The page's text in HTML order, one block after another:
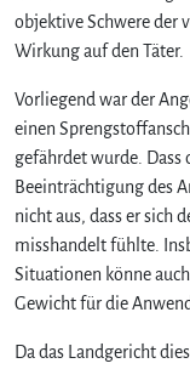
objektive Schwere der
Wirkung auf den Täter.
Vorliegend war der
einen
gefährdet wurde.
Beeinträchtigung des
nicht aus, dass er sich
misshandelt fühlte.
Situationen könne
Gewicht für die
Da das Landgericht